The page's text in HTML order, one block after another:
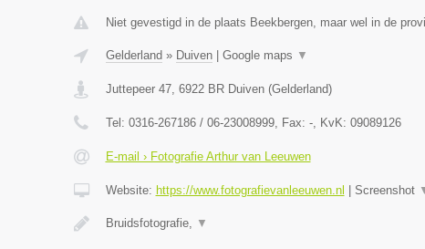
Niet gevestigd in de plaats Beekbergen, maar wel in de
Gelderland » Duiven| Google maps ▼
Juttepeer 47, 6922 BR Duiven(Gelderland)
Tel: 0316-267186 / 06-23008999, Fax: -, KvK: 09089126
E-mail › Fotografie Arthur van Leeuwen
Website: https://www.fotografievanleeuwen.nl Screenshot
Bruidsfotografie, ▼